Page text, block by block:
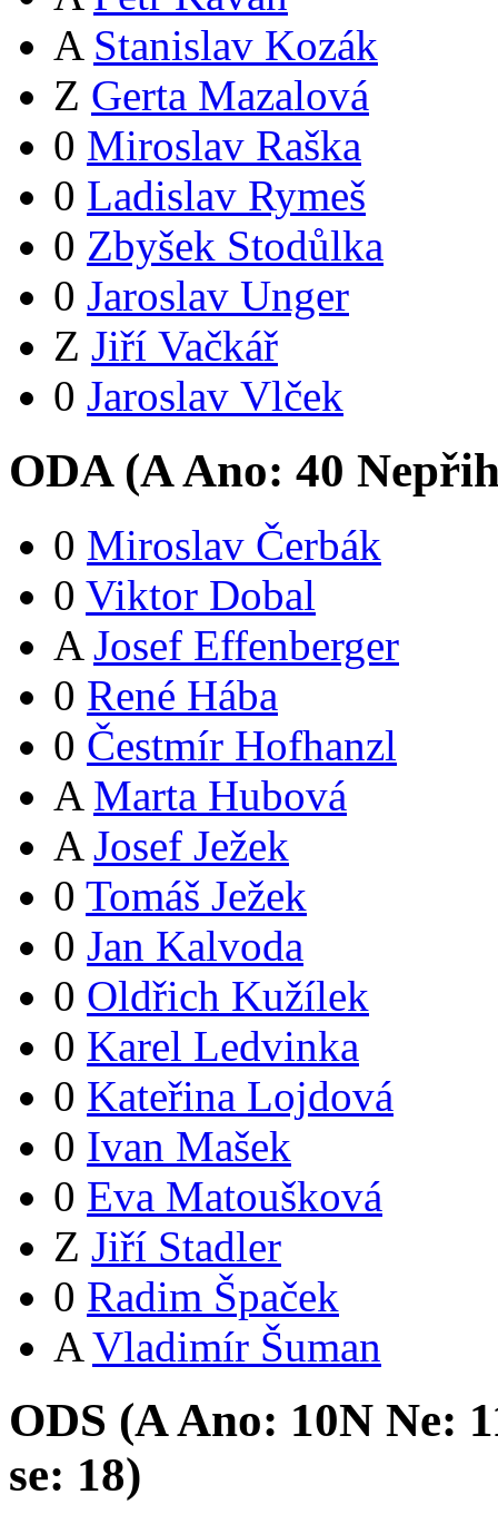
A Stanislav Kozák
Z Gerta Mazalová
0 Miroslav Raška
0 Ladislav Rymeš
0 Zbyšek Stodůlka
0 Jaroslav Unger
Z Jiří Vačkář
0 Jaroslav Vlček
ODA (AAno: 40
0 Miroslav Čerbák
0 Viktor Dobal
A Josef Effenberger
0 René Hába
0 Čestmír Hofhanzl
A Marta Hubová
A Josef Ježek
0 Tomáš Ježek
0 Jan Kalvoda
0 Oldřich Kužílek
0 Karel Ledvinka
0 Kateřina Lojdová
0 Ivan Mašek
0 Eva Matoušková
Z Jiří Stadler
0 Radim Špaček
A Vladimír Šuman
ODS (AAno: 10N Ne:
se: 18)